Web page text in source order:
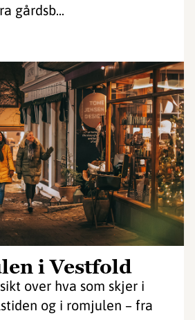
gårdsb...
i Vestfold
over hva som skjer i
og i romjulen – fra